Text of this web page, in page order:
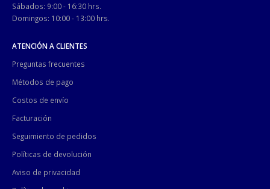
Sábados: 9:00 - 16:30 hrs.
Domingos: 10:00 - 13:00 hrs.
ATENCIÓN A CLIENTES
Preguntas frecuentes
Métodos de pago
Costos de envío
Facturación
Seguimiento de pedidos
Políticas de devolución
Aviso de privacidad